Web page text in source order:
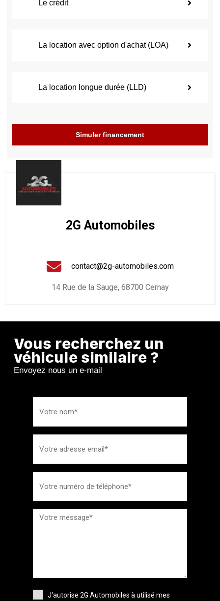
Le crédit
La location avec option d'achat (LOA)
La location longue durée (LLD)
Simuler financement
2G Automobiles
contact@2g-automobiles.com
14 Rue de la Sauge, 68700 Cernay
Vous recherchez un
véhicule similaire ?
Envoyez nous un e-mail
J'autorise 2G Automobiles à utilisé mes